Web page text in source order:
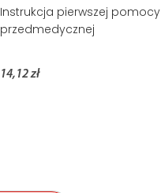
Instrukcja pierwszej pomocy
przedmedycznej
14,12 zł